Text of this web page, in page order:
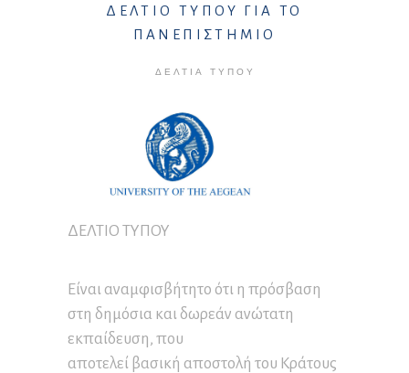
ΔΕΛΤΙΟ ΤΥΠΟΥ ΓΙΑ ΤΟ
ΠΑΝΕΠΙΣΤΗΜΙΟ
ΔΕΛΤΊΑ ΤΎΠΟΥ
ΔΕΛΤΙΟ ΤΥΠΟΥ
Είναι αναμφισβήτητο ότι η πρόσβαση
στη δημόσια και δωρεάν ανώτατη
εκπαίδευση, που
αποτελεί βασική αποστολή του Κράτους